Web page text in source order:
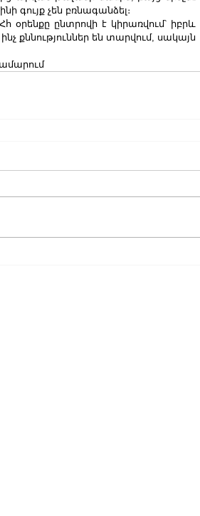
գույք չեն բռնագանձել։
օրենքը ընտրովի է կիրառվում՝ իբրև
քննություններ են տարվում, սակայն